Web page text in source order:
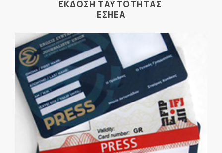
ΕΚΔΟΣΗ ΤΑΥΤΟΤΗΤΑΣ
ΕΣΗΕΑ